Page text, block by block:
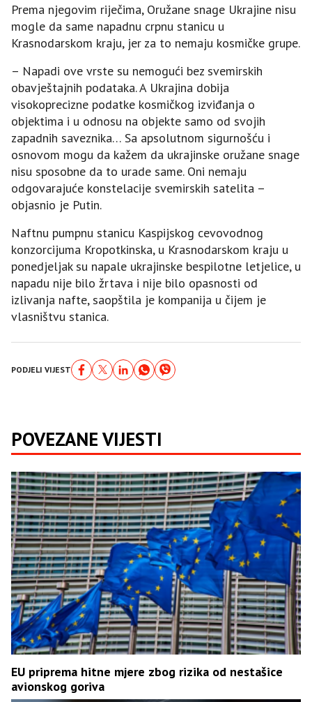
Prema njegovim riječima, Oružane snage Ukrajine nisu
mogle da same napadnu crpnu stanicu u
Krasnodarskom kraju, jer za to nemaju kosmičke grupe.
– Napadi ove vrste su nemogući bez svemirskih
obavještajnih podataka. A Ukrajina dobija
visokoprecizne podatke kosmičkog izviđanja o
objektima i u odnosu na objekte samo od svojih
zapadnih saveznika… Sa apsolutnom sigurnošću i
osnovom mogu da kažem da ukrajinske oružane snage
nisu sposobne da to urade same. Oni nemaju
odgovarajuće konstelacije svemirskih satelita –
objasnio je Putin.
Naftnu pumpnu stanicu Kaspijskog cevovodnog
konzorcijuma Kropotkinska, u Krasnodarskom kraju u
ponedjeljak su napale ukrajinske bespilotne letjelice, u
napadu nije bilo žrtava i nije bilo opasnosti od
izlivanja nafte, saopštila je kompanija u čijem je
vlasništvu stanica.
PODJELI VIJEST
POVEZANE VIJESTI
EU priprema hitne mjere zbog rizika od nestašice
avionskog goriva